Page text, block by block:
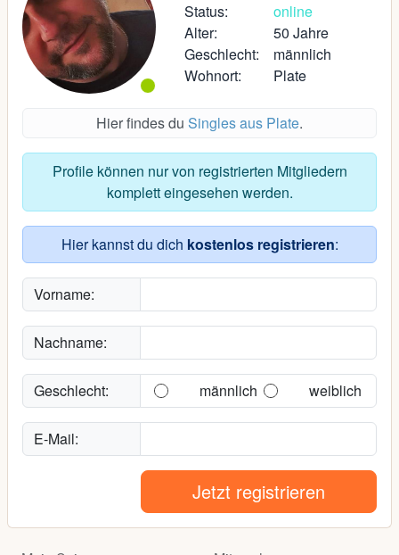
Status:
online
Alter:
50 Jahre
Geschlecht:
männlich
Wohnort:
Plate
Hier findes du Singles aus Plate.
Profile können nur von registrierten Mitgliedern
komplett eingesehen werden.
Hier kannst du dich kostenlos registrieren:
Vorname:
Nachname:
Geschlecht: männlich weiblich
E-Mail:
Jetzt registrieren